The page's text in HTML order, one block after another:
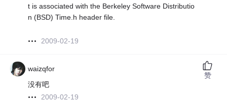
t is associated with the Berkeley Software Distributio
n (BSD) Time.h header file.
2009-02-19
waizqfor
没有吧
2009-02-19
赞